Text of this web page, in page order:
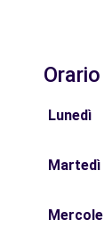
Lunedì
Martedì